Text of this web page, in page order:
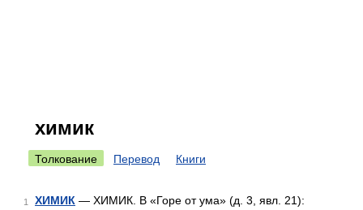
химик
Толкование Перевод Книги
1 ХИМИК — ХИМИК. В «Горе от ума» (д. 3, явл. 21):